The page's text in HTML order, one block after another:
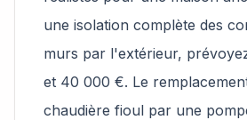
une isolation complète des
murs par l'extérieur,
et 40 000 €. Le
chaudière fioul par une